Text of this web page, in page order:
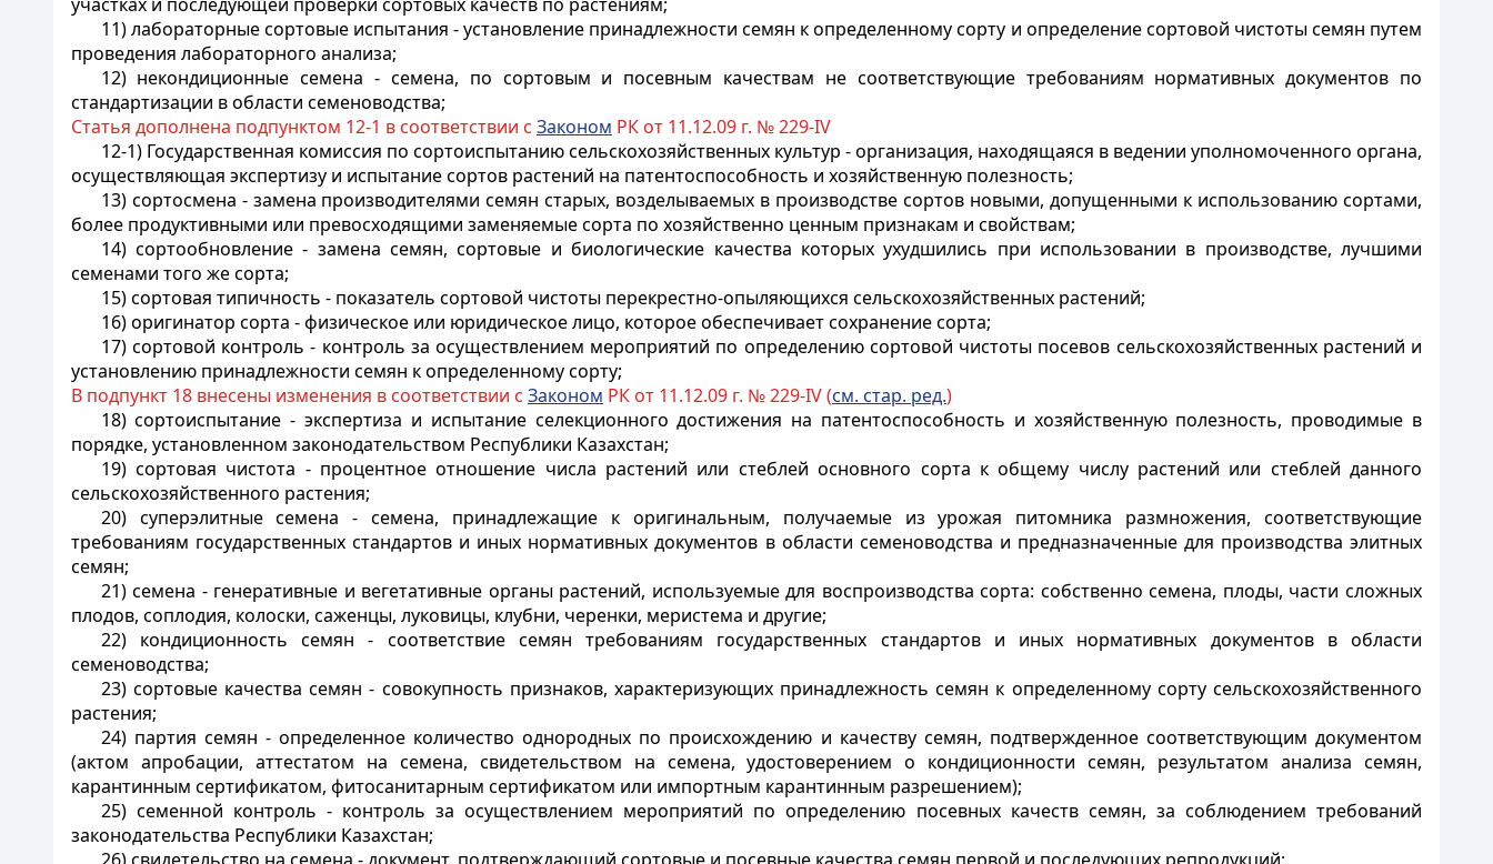
11) лабораторные сортовые испытания - установление принадлежности семян к определенному сорту и определение сортовой чистоты семян путем
проведения лабораторного анализа;
12) некондиционные семена - семена, по сортовым и посевным качествам не соответствующие требованиям нормативных документов по
стандартизации в области семеноводства;
Статья дополнена подпунктом 12-1 в соответствии с Законом РК от 11.12.09 г. № 229-IV
12-1) Государственная комиссия по сортоиспытанию сельскохозяйственных культур - организация, находящаяся в ведении уполномоченного органа,
осуществляющая экспертизу и испытание сортов растений на патентоспособность и хозяйственную полезность;
13) сортосмена - замена производителями семян старых, возделываемых в производстве сортов новыми, допущенными к использованию сортами,
более продуктивными или превосходящими заменяемые сорта по хозяйственно ценным признакам и свойствам;
14) сортообновление - замена семян, сортовые и биологические качества которых ухудшились при использовании в производстве, лучшими
семенами того же сорта;
15) сортовая типичность - показатель сортовой чистоты перекрестно-опыляющихся сельскохозяйственных растений;
16) оригинатор сорта - физическое или юридическое лицо, которое обеспечивает сохранение сорта;
17) сортовой контроль - контроль за осуществлением мероприятий по определению сортовой чистоты посевов сельскохозяйственных растений и
установлению принадлежности семян к определенному сорту;
В подпункт 18 внесены изменения в соответствии с Законом РК от 11.12.09 г. № 229-IV (см. стар. ред.)
18) сортоиспытание - экспертиза и испытание селекционного достижения на патентоспособность и хозяйственную полезность, проводимые в
порядке, установленном законодательством Республики Казахстан;
19) сортовая чистота - процентное отношение числа растений или стеблей основного сорта к общему числу растений или стеблей данного
сельскохозяйственного растения;
20) суперэлитные семена - семена, принадлежащие к оригинальным, получаемые из урожая питомника размножения, соответствующие
требованиям государственных стандартов и иных нормативных документов в области семеноводства и предназначенные для производства элитных
семян;
21) семена - генеративные и вегетативные органы растений, используемые для воспроизводства сорта: собственно семена, плоды, части сложных
плодов, соплодия, колоски, саженцы, луковицы, клубни, черенки, меристема и другие;
22) кондиционность семян - соответствие семян требованиям государственных стандартов и иных нормативных документов в области
семеноводства;
23) сортовые качества семян - совокупность признаков, характеризующих принадлежность семян к определенному сорту сельскохозяйственного
растения;
24) партия семян - определенное количество однородных по происхождению и качеству семян, подтвержденное соответствующим документом
(актом апробации, аттестатом на семена, свидетельством на семена, удостоверением о кондиционности семян, результатом анализа семян,
карантинным сертификатом, фитосанитарным сертификатом или импортным карантинным разрешением);
25) семенной контроль - контроль за осуществлением мероприятий по определению посевных качеств семян, за соблюдением требований
законодательства Республики Казахстан;